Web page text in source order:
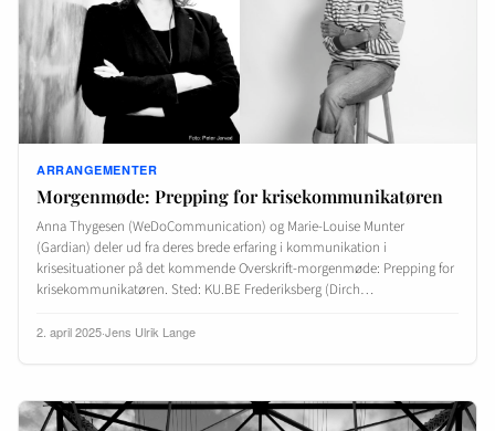
ARRANGEMENTER
Morgenmøde: Prepping for krisekommunikatøren
Anna Thygesen (WeDoCommunication) og Marie-Louise Munter
(Gardian) deler ud fra deres brede erfaring i kommunikation i
krisesituationer på det kommende Overskrift-morgenmøde: Prepping for
krisekommunikatøren. Sted: KU.BE Frederiksberg (Dirch…
2. april 2025·Jens Ulrik Lange